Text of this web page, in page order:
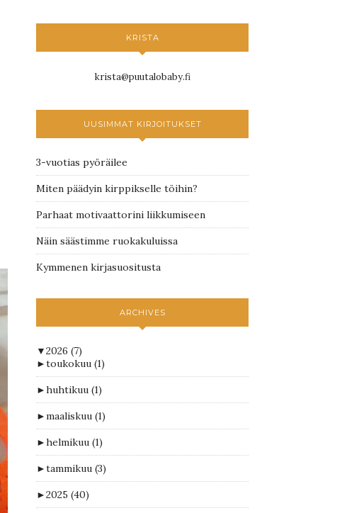
KRISTA
krista@puutalobaby.fi
UUSIMMAT KIRJOITUKSET
3-vuotias pyöräilee
Miten päädyin kirppikselle töihin?
Parhaat motivaattorini liikkumiseen
Näin säästimme ruokakuluissa
Kymmenen kirjasuositusta
ARCHIVES
▼2026 (7)
►toukokuu (1)
►huhtikuu (1)
►maaliskuu (1)
►helmikuu (1)
►tammikuu (3)
►2025 (40)